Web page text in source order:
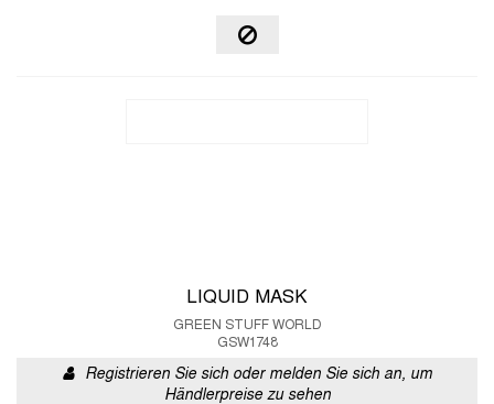
LIQUID MASK
GREEN STUFF WORLD
GSW1748
Registrieren Sie sich oder melden Sie sich an, um
Händlerpreise zu sehen